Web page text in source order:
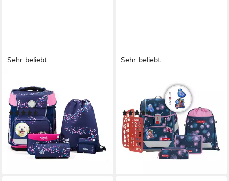
Sehr beliebt
Schulranzen Champion Maxx
(6-tlg), Polyester
(27)
129,95 € UVP279,95 €
-54%
lieferbar - in 2-3 Werktagen bei dir
Sehr beliebt
Schulranzen 2IN1 PLUS, 6-
teilig (5-tlg)
(120)
226,99 € UVP279,99 €
-19%
lieferbar - in 2-3 Werktagen bei dir